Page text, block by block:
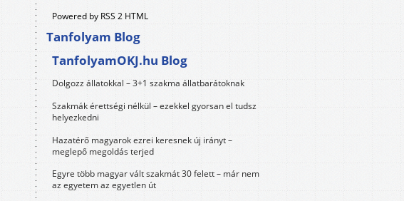
Powered by RSS 2 HTML
Tanfolyam Blog
TanfolyamOKJ.hu Blog
Dolgozz állatokkal – 3+1 szakma állatbarátoknak
Szakmák érettségi nélkül – ezekkel gyorsan el tudsz
helyezkedni
Hazatérő magyarok ezrei keresnek új irányt –
meglepő megoldás terjed
Egyre több magyar vált szakmát 30 felett – már nem
az egyetem az egyetlen út